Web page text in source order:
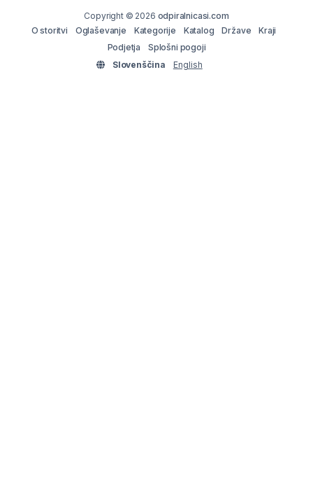
Copyright © 2026 odpiralnicasi.com
O storitvi
Oglaševanje Kategorije Katalog Države
Kraji
Podjetja
Splošni pogoji
Slovenščina
English